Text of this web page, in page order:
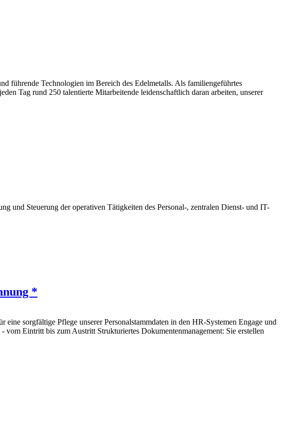
führende Technologien im Bereich des Edelmetalls. Als familiengeführtes
Tag rund 250 talentierte Mitarbeitende leidenschaftlich daran arbeiten, unserer
und Steuerung der operativen Tätigkeiten des Personal-, zentralen Dienst- und IT-
*
sorgfältige Pflege unserer Personalstammdaten in den HR-Systemen Engage und
Eintritt bis zum Austritt Strukturiertes Dokumentenmanagement: Sie erstellen